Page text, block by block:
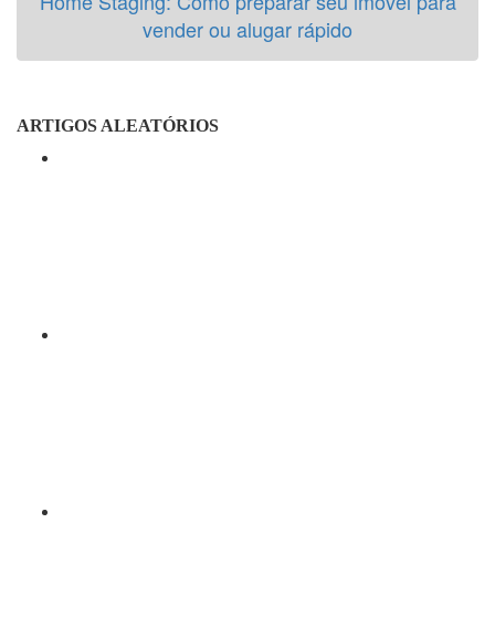
vender ou alugar rápido
ARTIGOS ALEATÓRIOS